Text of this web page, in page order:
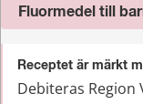
Fluormedel till
Receptet är märkt
Debiteras Region